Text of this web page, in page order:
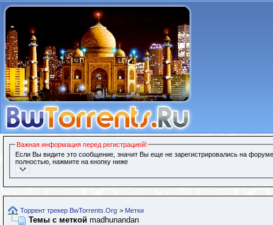
Важная информация перед регистрацией!
Если Вы видите это сообщение, значит Вы еще не зарегистрировались на
полностью, нажмите на кнопку ниже
Торрент трекер BwTorrents.Org > Метки
Темы с меткой madhunandan